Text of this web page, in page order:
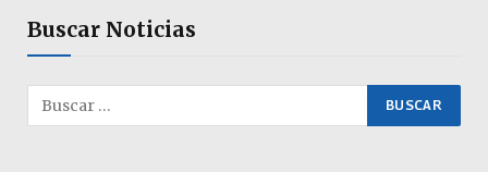
Buscar Noticias